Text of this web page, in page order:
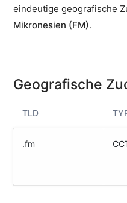
TOOLS
Lookup
HTTP-
(IPv4
eindeutige geografische
Mikronesien (FM).
Geografische
TLD
.fm